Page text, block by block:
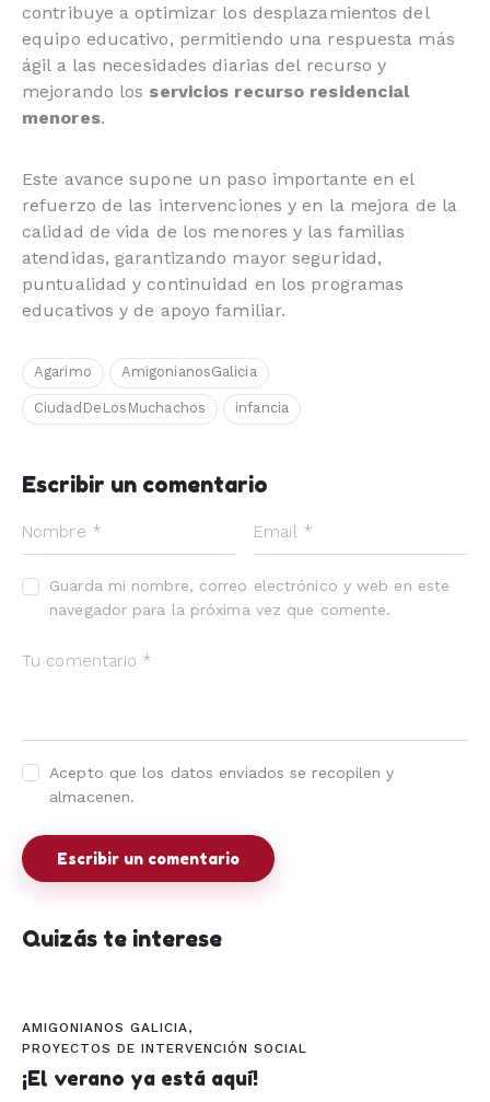
contribuye a optimizar los desplazamientos del
equipo educativo, permitiendo una respuesta más
ágil a las necesidades diarias del recurso y
mejorando los servicios recurso residencial
menores.
Este avance supone un paso importante en el
refuerzo de las intervenciones y en la mejora de la
calidad de vida de los menores y las familias
atendidas, garantizando mayor seguridad,
puntualidad y continuidad en los programas
educativos y de apoyo familiar.
Agarimo AmigonianosGalicia
CiudadDeLosMuchachos infancia
Escribir un comentario
Guarda mi nombre, correo electrónico y web en este
navegador para la próxima vez que comente.
Acepto que los datos enviados se recopilen y
almacenen.
Quizás te interese
AMIGONIANOS GALICIA,
PROYECTOS DE INTERVENCIÓN SOCIAL
¡El verano ya está aquí!